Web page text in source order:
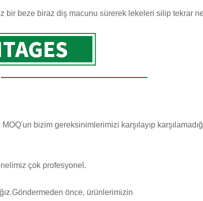
bir beze biraz diş macunu sürerek lekeleri silip tekrar
bizim gereksinimlerimizi karşılayıp
çok profesyonel.
önce, ürünlerimizin